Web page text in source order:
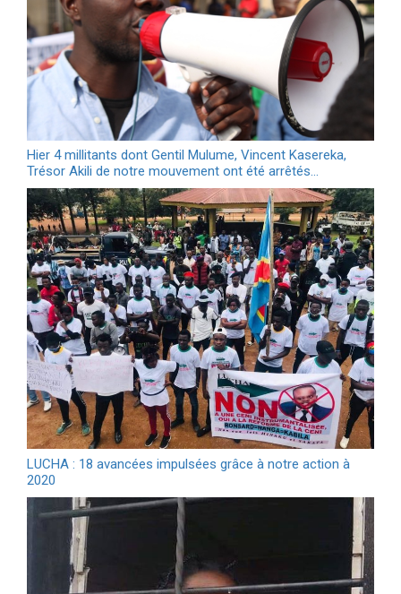
Hier 4 millitants dont Gentil Mulume, Vincent Kasereka,
Trésor Akili de notre mouvement ont été arrêtés…
LUCHA : 18 avancées impulsées grâce à notre action à
2020